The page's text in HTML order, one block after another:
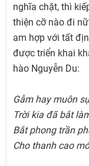
nghĩa chặt, thì
thiện cỡ nào đi
am hợp với tất
được triển khai
hào Nguyễn Du:
Gẫm hay muôn
Trời kia đã bắt
Bắt phong trần
Cho thanh cao